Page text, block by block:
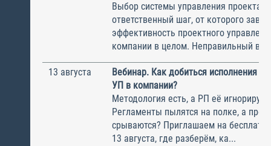
Выбор системы управления
ответственный шаг, от которого
эффективность проектного
компании в целом. Неправильный
13 августа
Вебинар. Как добиться исполнения
УП в компании?
Методология есть, а РП её
Регламенты пылятся на полке, а
срываются? Приглашаем на
13 августа, где разберём, ка...